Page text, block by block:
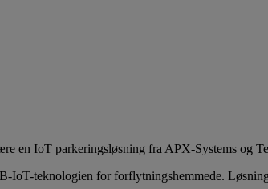
en IoT parkeringsløsning fra APX-Systems og
teknologien for forflytningshemmede.